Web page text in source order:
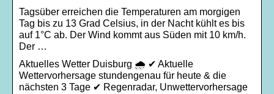
Tagsüber erreichen die Temperaturen am morgigen
Tag bis zu 13 Grad Celsius, in der Nacht kühlt es bis
auf 1°C ab. Der Wind kommt aus Süden mit 10 km/h.
Der …
Aktuelles Wetter Duisburg 🌧️ ✔ Aktuelle
Wettervorhersage stundengenau für heute & die
nächsten 3 Tage ✔ Regenradar, Unwettervorhersage